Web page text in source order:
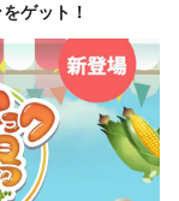
ゲット！